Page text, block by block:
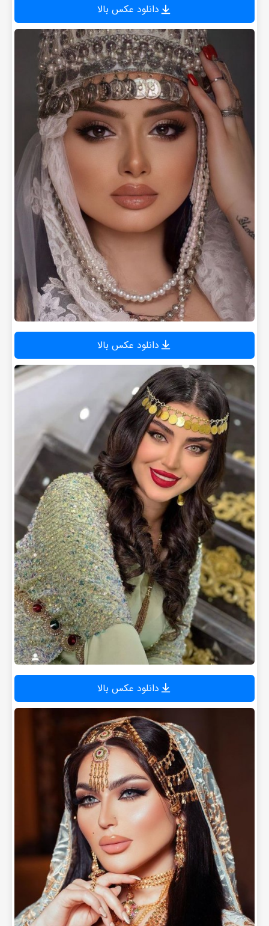
دانلود عکس بالا
دانلود عکس بالا
دانلود عکس بالا